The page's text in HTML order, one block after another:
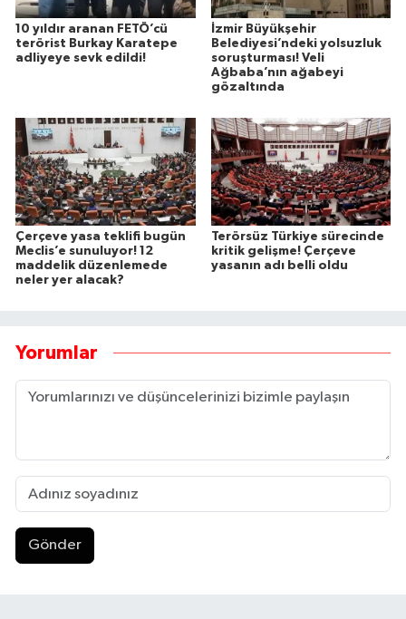
10 yıldır aranan FETÖ’cü
terörist Burkay Karatepe
adliyeye sevk edildi!
İzmir Büyükşehir
Belediyesi’ndeki yolsuzluk
soruşturması! Veli
Ağbaba’nın ağabeyi
gözaltında
Çerçeve yasa teklifi bugün
Meclis’e sunuluyor! 12
maddelik düzenlemede
neler yer alacak?
Terörsüz Türkiye sürecinde
kritik gelişme! Çerçeve
yasanın adı belli oldu
Yorumlar
Gönder